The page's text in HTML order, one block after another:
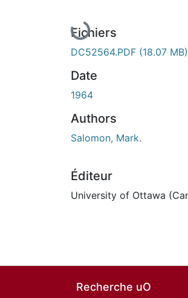
Fichiers
DC52564.PDF (18.07 MB)
Date
1964
Authors
Salomon, Mark.
Éditeur
University of Ottawa
Recherche uO